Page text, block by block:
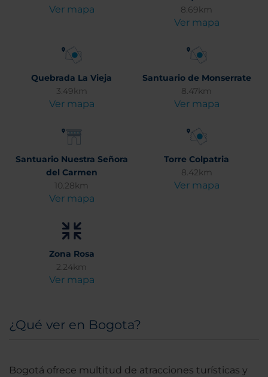
Ver mapa
8.69km
Ver mapa
Quebrada La Vieja
3.49km
Ver mapa
Santuario de Monserrate
8.47km
Ver mapa
Santuario Nuestra Señora
del Carmen
10.28km
Ver mapa
Torre Colpatria
8.42km
Ver mapa
Zona Rosa
2.24km
Ver mapa
¿Qué ver en Bogota?
Bogotá ofrece multitud de atracciones turísticas y